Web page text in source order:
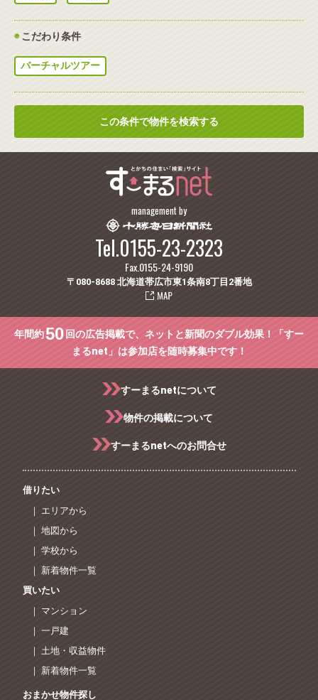
◉こだわり条件
バーチャルツアー
この条件で物件を検索する
management by
Tel.0155-23-2323
Fax.0155-24-9190
〒080-8688 北海道帯広市東1条南8丁目2番地
年間約50 回の広告掲載で、ネットと新聞のダブル効果！「すー
まるnet」は参加店を随時募集中です！
すーまるnetについて
物件の掲載について
すーまるnetへのお問合せ
借りたい
｜ エリアから
｜ 地図から
｜ 学校から
｜ 新着物件一覧
買いたい
｜ マンション
｜ 一戸建
｜ 土地・収益物件
｜ 新着物件一覧
おまかせ物件探し